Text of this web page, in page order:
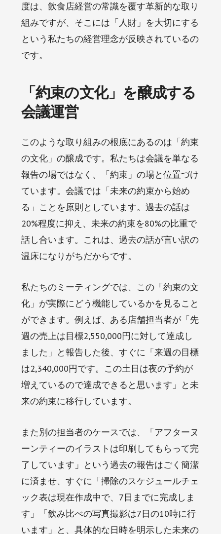
度は、飲食店経営の常識を覆す革新的な取り
組みですが、そこには「人財」を大切にする
という私たちの経営理念が反映されているの
です。
「約束の文化」を醸成する
会議運営
このような取り組みの根底にあるのは「約束
の文化」の醸成です。私たちは会議を単なる
報告の場ではなく、「約束」の場と位置づけ
ています。会議では「未来の約束から始め
る」ことを原則としています。過去の話は
20%程度に抑え、未来の約束を80%の比重で
話し合います。これは、過去の話が言い訳の
温床になりがちだからです。
私たちのミーティングでは、この「約束の文
化」が実際にどう機能しているかを見ること
ができます。例えば、ある店舗担当者が「先
週の売上は目標2,550,000円に対して達成し
ました」と報告した後、すぐに「来週の目標
は2,340,000円です。この土日は夜の予約が
増えているので達成できると思います」と未
来の約束に移行しています。
また別の担当者のケースでは、「アフターヌ
ーンティーのイラストは印刷してもらって完
了しています」という過去の報告はごく簡潔
に済ませ、すぐに「掃除のスケジュールチェ
ック表は現在作成中で、7日までに完成しま
す」「飲み比べの写真撮影は7日の10時に行
います」と、具体的な日時を明示した未来の